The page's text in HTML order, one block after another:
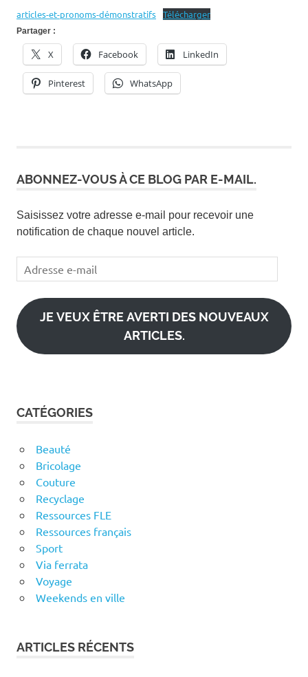
articles-et-pronoms-démonstratifs Télécharger
Partager :
X Facebook LinkedIn
Pinterest WhatsApp
ABONNEZ-VOUS À CE BLOG PAR E-MAIL.
Saisissez votre adresse e-mail pour recevoir une
notification de chaque nouvel article.
Adresse
e-
mail
JE VEUX ÊTRE AVERTI DES NOUVEAUX
ARTICLES.
CATÉGORIES
Beauté
Bricolage
Couture
Recyclage
Ressources FLE
Ressources français
Sport
Via ferrata
Voyage
Weekends en ville
ARTICLES RÉCENTS